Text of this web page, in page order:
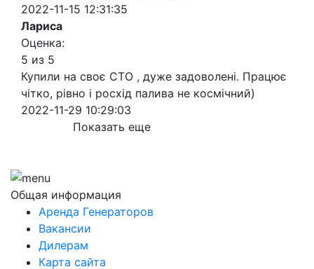
2022-11-15 12:31:35
Лариса
Оценка:
5 из 5
Купили на своє СТО , дуже задоволені. Працює
чітко, рівно і росхід палива не космічний)
2022-11-29 10:29:03
Показать еще
Общая информация
Аренда Генераторов
Вакансии
Дилерам
Карта сайта